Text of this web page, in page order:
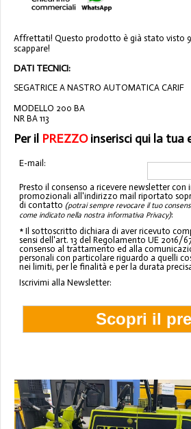
Affrettati! Questo prodotto è già stato visto
scappare!
DATI TECNICI:
SEGATRICE A NASTRO AUTOMATICA CARIF
MODELLO 200 BA
NR BA 113
Per il PREZZOinserisci qui la tua
E-mail:
Presto il consenso a ricevere newsletter
promozionali all'indirizzo mail riportato
di contatto (potrai sempre revocare il tuo
come indicato nella nostra informativa Privacy):
* Il sottoscritto dichiara di aver ricevuto
sensi dell'art. 13 del Regolamento UE 2016/
consenso al trattamento ed alla
personali con particolare riguardo a quelli
nei limiti, per le finalità e per la durata
Iscrivimi alla Newsletter: